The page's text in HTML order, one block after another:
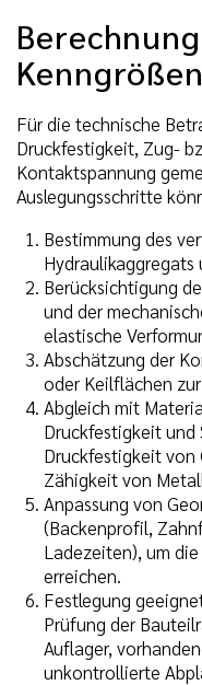
Kenngrößen
Für die technische
Druckfestigkeit, Zug-
Kontaktspannung
Auslegungsschritte
Bestimmung des
Berücksichtigung
und der
elastische
Abschätzung der
oder Keilflächen
Abgleich mit
Druckfestigkeit
Druckfestigkeit von
Zähigkeit von
Anpassung von
(Backenprofil,
Ladezeiten), um
erreichen.
Festlegung
Prüfung der
Auflager,
unkontrollierte